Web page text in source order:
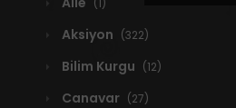
(1)
Aksiyon (322)
Bilim Kurgu (12)
Canavar (27)